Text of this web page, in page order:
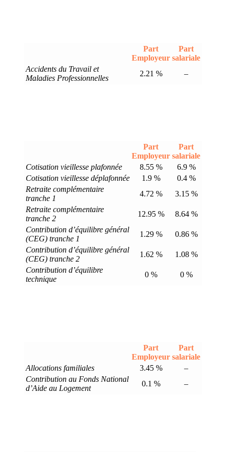
Part
Employeur
Part
salariale
Accidents du Travail et
Maladies Professionnelles
2.21 % –
Part
Employeur
Part
salariale
Cotisation vieillesse plafonnée
8.55 %
6.9 %
Cotisation vieillesse déplafonnée
1.9 %
0.4 %
Retraite complémentaire
tranche 1
4.72 %
3.15 %
Retraite complémentaire
tranche 2
12.95 %
8.64 %
Contribution d’équilibre général
(CEG) tranche 1
1.29 %
0.86 %
Contribution d’équilibre général
(CEG) tranche 2
1.62 %
1.08 %
Contribution d’équilibre
technique
0 % 0 %
Part
Employeur
Part
salariale
Allocations familiales
3.45 %
–
Contribution au Fonds National
d’Aide au Logement
0.1 % –